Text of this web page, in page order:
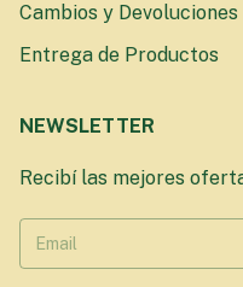
Cambios y Devoluciones
Entrega de Productos
NEWSLETTER
Recibí las mejores